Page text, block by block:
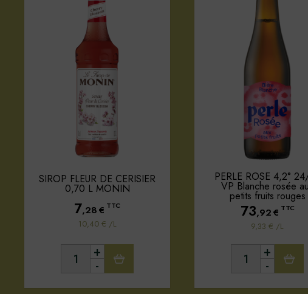
SIROP FLEUR DE CERISIER
0,70 L MONIN
7,28€ TTC
10,40 € /L
-
+
PERLE ROSE 4,2°
VP Blanche rosée
petits fruits rouges
73,92€ TTC
9,33 € /L
-
+